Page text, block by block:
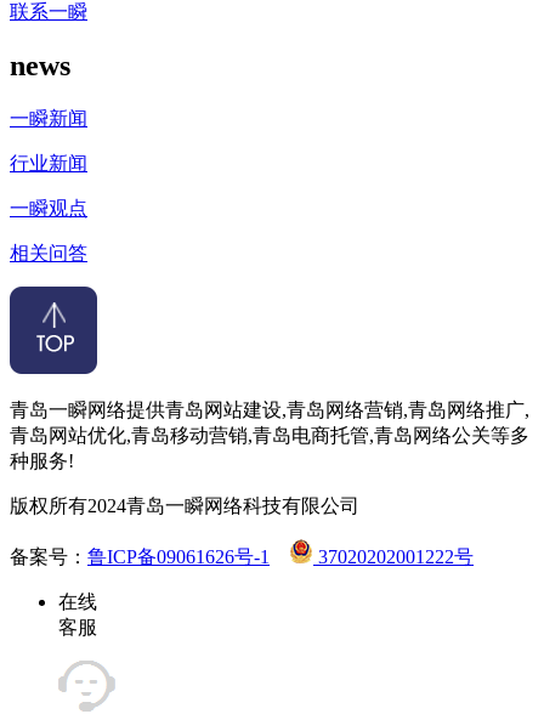
联系一瞬
news
一瞬新闻
行业新闻
一瞬观点
相关问答
青岛一瞬网络提供青岛网站建设,青岛网络营销,青岛网络推广,
青岛网站优化,青岛移动营销,青岛电商托管,青岛网络公关等多
种服务!
版权所有2024青岛一瞬网络科技有限公司
备案号： 鲁ICP备09061626号-1 37020202001222号
在线
客服